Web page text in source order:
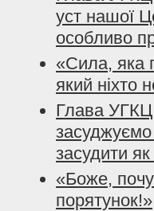
уст нашої
особливо
«Сила, яка
який ніхто
Глава УГКЦ
засуджуємо
засудити
«Боже,